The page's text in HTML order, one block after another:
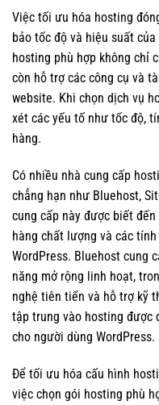
Việc tối ưu hóa hosting
bảo tốc độ và hiệu suất
hosting phù hợp không chỉ
còn hỗ trợ các công cụ và
website. Khi chọn dịch vụ
xét các yếu tố như tốc độ,
hàng.
Có nhiều nhà cung cấp
chẳng hạn như Bluehost,
cung cấp này được biết
hàng chất lượng và các
WordPress. Bluehost cung
năng mở rộng linh hoạt,
nghệ tiên tiến và hỗ trợ kỹ
tập trung vào hosting được
cho người dùng WordPress.
Để tối ưu hóa cấu hình
việc chọn gói hosting phù